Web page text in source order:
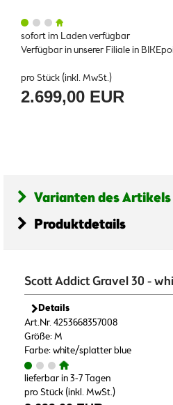
sofort im Laden verfügbar
Verfügbar in unserer Filiale in
pro Stück (inkl. MwSt.)
2.699,00 EUR
Varianten des Artikels
Produktdetails
Scott Addict Gravel 30 -
Details
Art.Nr. 4253668357008
Größe: M
Farbe: white/splatter blue
lieferbar in 3-7 Tagen
pro Stück (inkl. MwSt.)